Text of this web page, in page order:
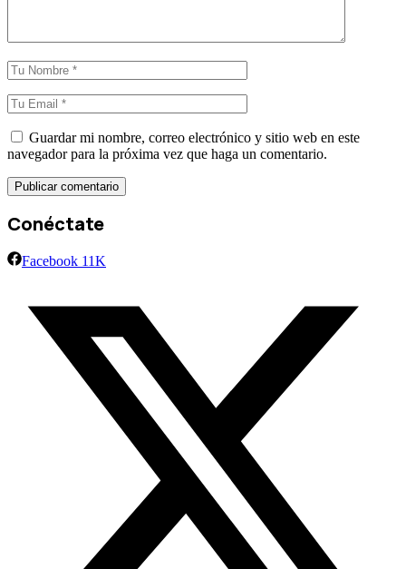
Guardar mi nombre, correo electrónico y sitio web en este
navegador para la próxima vez que haga un comentario.
Conéctate
Facebook 11K